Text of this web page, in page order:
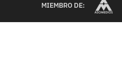
MIEMBRO DE: